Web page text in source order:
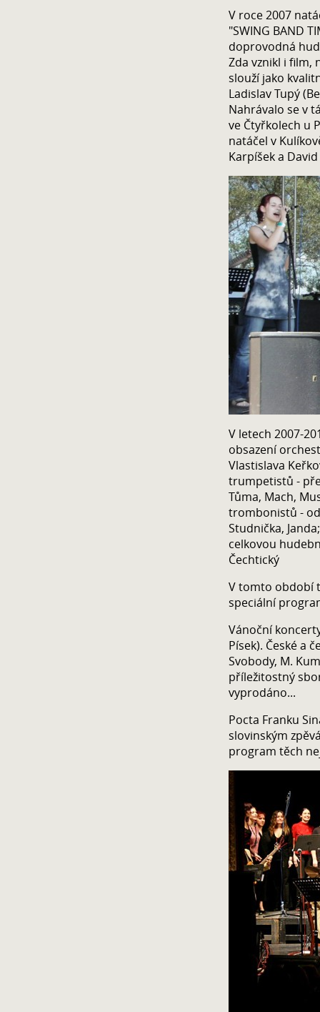
V roce 2007
"SWING BAND
doprovodná
Zda vznikl i film,
slouží jako
Ladislav Tupý
Nahrávalo se v
ve Čtyřkolech u
natáčel v
Karpíšek a David
V letech 2007-
obsazení
Vlastislava
trumpetistů -
Tůma, Mach,
trombonistů -
Studnička,
celkovou
Čechtický
V tomto období
speciální
Vánoční
Písek). České a
Svobody, M.
příležitostný
vyprodáno...
Pocta Franku
slovinským
program těch